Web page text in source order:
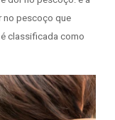
no pescoço que
classificada como